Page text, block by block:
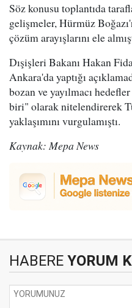
Söz konusu toplantıda
gelişmeler, Hürmüz
çözüm arayışlarını ele
Dışişleri Bakanı Hakan
Ankara'da yaptığı
bozan ve yayılmacı
biri" olarak nitelendirerek
yaklaşımını vurgulamıştı.
Kaynak: Mepa News
HABERE YORUM